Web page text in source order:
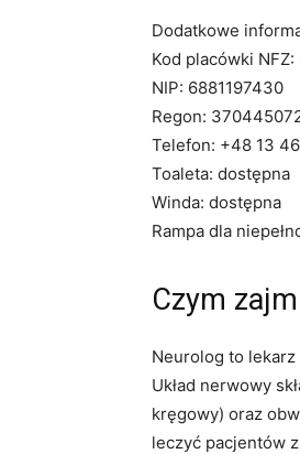
Dodatkowe
Kod placówki
NIP: 6881197430
Regon:
Telefon: +48 13
Toaleta: dostępna
Winda: dostępna
Rampa dla
Czym
Neurolog to
Układ nerwowy
kręgowy) oraz
leczyć pacjentów